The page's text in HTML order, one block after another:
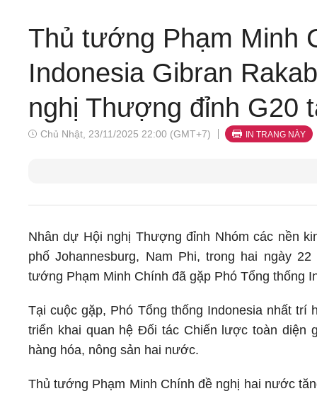
Thủ tướng Phạm Minh
Indonesia Gibran
nghị Thượng đỉnh G20
Chủ Nhật, 23/11/2025 22:00 (GMT+7) IN TRANG NÀY
Nhân dự Hội nghị Thượng đỉnh Nhóm các nền
phố Johannesburg, Nam Phi, trong hai ngày
tướng Phạm Minh Chính đã gặp Phó Tổng thống
Tại cuộc gặp, Phó Tổng thống Indonesia nhất
triển khai quan hệ Đối tác Chiến lược toàn diện
hàng hóa, nông sản hai nước.
Thủ tướng Phạm Minh Chính đề nghị hai nước